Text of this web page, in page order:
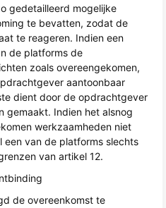
gedetailleerd mogelijke
te bevatten, zodat de
te reageren. Indien een
de platforms de
zoals overeengekomen,
aantoonbaar
dient door de opdrachtgever
gemaakt. Indien het alsnog
werkzaamheden niet
een van de platforms slechts
van artikel 12.
de overeenkomst te